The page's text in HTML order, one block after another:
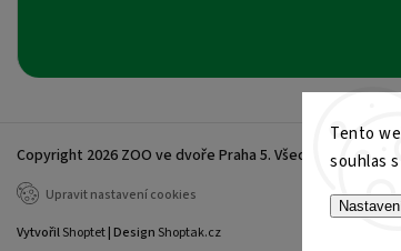
Tento
souhlas
Copyright 2026 ZOO ve dvoře Praha 5. Všechna práva
Upravit nastavení cookies
VytvořilShoptet| Design Shoptak.cz